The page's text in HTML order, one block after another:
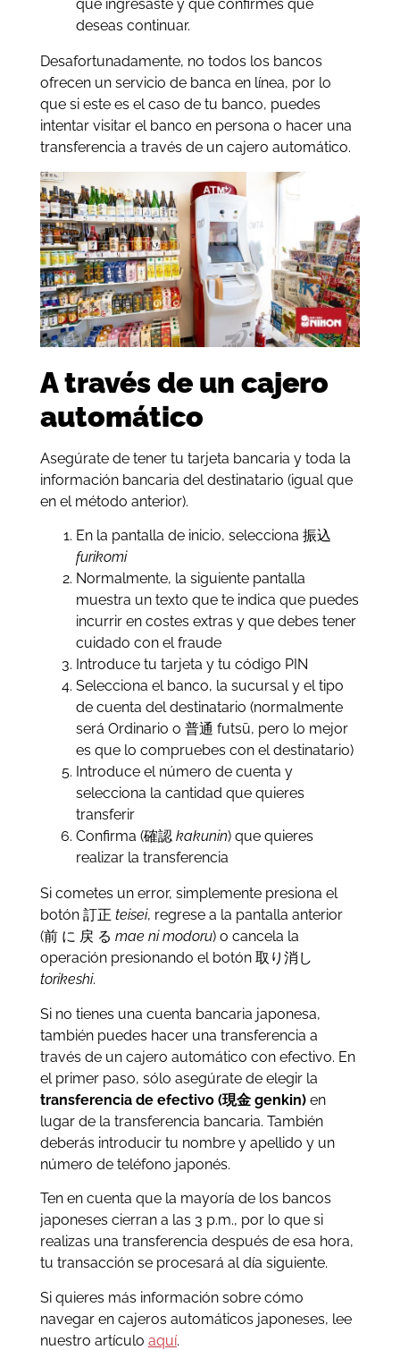
que ingresaste y que confirmes que
deseas continuar.
Desafortunadamente, no todos los bancos
ofrecen un servicio de banca en línea, por lo
que si este es el caso de tu banco, puedes
intentar visitar el banco en persona o hacer una
transferencia a través de un cajero automático.
A través de un cajero
automático
Asegúrate de tener tu tarjeta bancaria y toda la
información bancaria del destinatario (igual que
en el método anterior).
En la pantalla de inicio, selecciona 振込
furikomi
Normalmente, la siguiente pantalla
muestra un texto que te indica que puedes
incurrir en costes extras y que debes tener
cuidado con el fraude
Introduce tu tarjeta y tu código PIN
Selecciona el banco, la sucursal y el tipo
de cuenta del destinatario (normalmente
será Ordinario o 普通 futsū, pero lo mejor
es que lo compruebes con el destinatario)
Introduce el número de cuenta y
selecciona la cantidad que quieres
transferir
Confirma (確認 kakunin) que quieres
realizar la transferencia
Si cometes un error, simplemente presiona el
botón 訂正 teisei, regrese a la pantalla anterior
(前 に 戻 る mae ni modoru) o cancela la
operación presionando el botón 取り消し
torikeshi.
Si no tienes una cuenta bancaria japonesa,
también puedes hacer una transferencia a
través de un cajero automático con efectivo. En
el primer paso, sólo asegúrate de elegir la
transferencia de efectivo (現金 genkin)en
lugar de la transferencia bancaria. También
deberás introducir tu nombre y apellido y un
número de teléfono japonés.
Ten en cuenta que la mayoría de los bancos
japoneses cierran a las 3 p.m., por lo que si
realizas una transferencia después de esa hora,
tu transacción se procesará al día siguiente.
Si quieres más información sobre cómo
navegar en cajeros automáticos japoneses, lee
nuestro artículo aquí.